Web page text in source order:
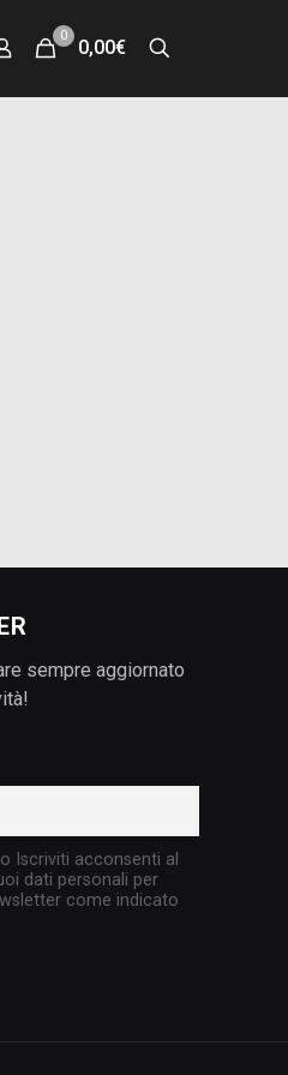
0
0,00€
sempre aggiornato
Iscriviti acconsenti al
dati personali per
come indicato